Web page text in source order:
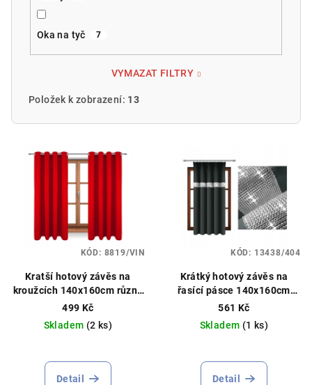
Oka na tyč 7
VYMAZAT FILTRY
Položek k zobrazení: 13
o
d
Kratší hotový závěs na
kroužcích 140x160cm různé
barvy
499 Kč
Skladem (2 ks)
hodnocení
produktu
Detail
KÓD: 8819/VIN
Krátký hotový závěs na
řasící pásce 140x160cm
různé barvy
561 Kč
Skladem (1 ks)
Detail
KÓD: 13438/404